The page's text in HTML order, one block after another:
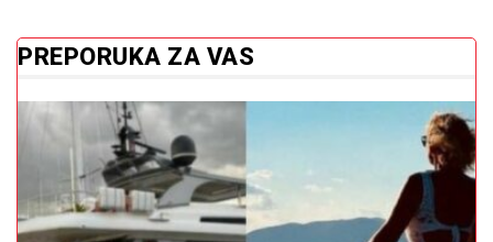
PREPORUKA ZA VAS